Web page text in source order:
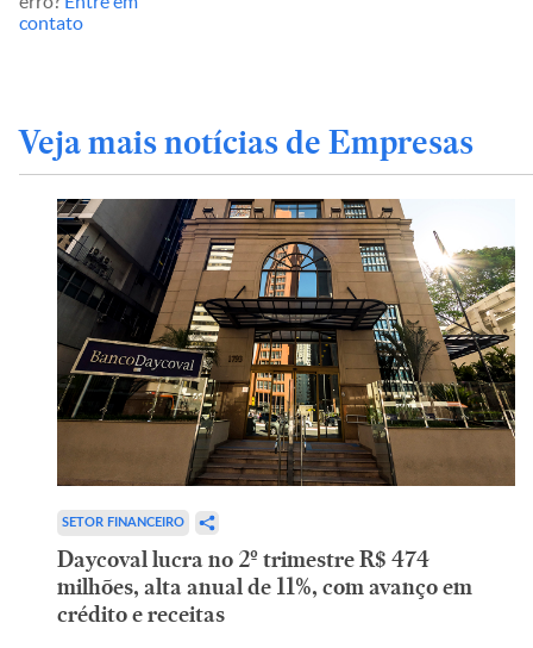
contato
Veja mais notícias de Empresas
SETOR FINANCEIRO
Daycoval lucra no 2º trimestre R$ 474
milhões, alta anual de 11%, com avanço em
crédito e receitas